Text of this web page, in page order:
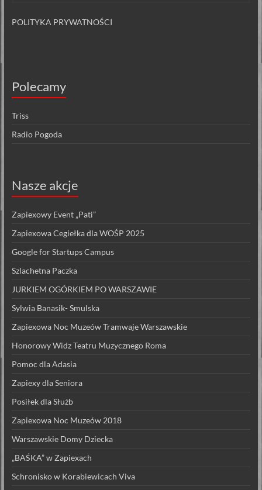
POLITYKA PRYWATNOŚCI
Polecamy
Triss
Radio Pogoda
Nasze akcje
Zapiexowy Event „Pati”
Zapiexowa Cegiełka dla WOŚP 2025
Google for Startups Campus
Szlachetna Paczka
JURKIEM OGÓRKIEM PO WARSZAWIE
Sylwia Banasik- Smulska
Zapiexowa Noc Muzeów Tramwaje Warszawskie
Honorowy Widz Teatru Muzycznego Roma
Pomoc dla Adasia
Zapiexy dla Seniora
Posiłek dla Służb
Zapiexowa Noc Muzeów 2018
Warszawskie Domy Dziecka
„BAŚKA” w Zapiexach
Schronisko w Korabiewicach Viva